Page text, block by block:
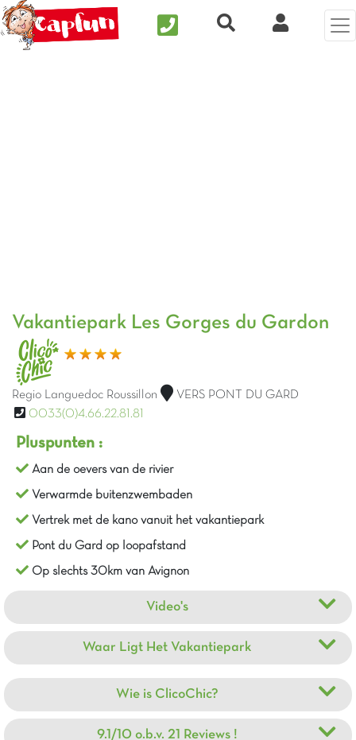
Nous contacterRecherche rapide
Mijn Clix
Vakantiepark Les Gorges du Gardon
Regio Languedoc Roussillon
VERS PONT DU GARD
0033(0)4.66.22.81.81
Pluspunten :
Aan de oevers van de rivier
Verwarmde buitenzwembaden
Vertrek met de kano vanuit het vakantiepark
Pont du Gard op loopafstand
Op slechts 30km van Avignon
Video's
Waar Ligt Het Vakantiepark
Wie is ClicoChic?
9.1/10 o.b.v. 21 Reviews !